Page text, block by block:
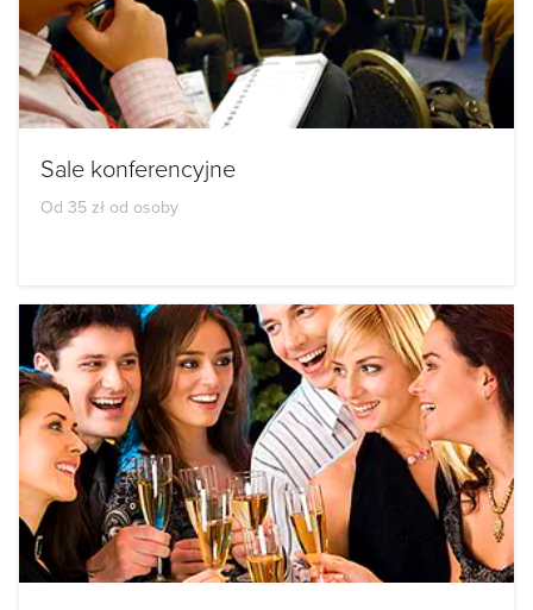
Sale konferencyjne
Od 35 zł od osoby